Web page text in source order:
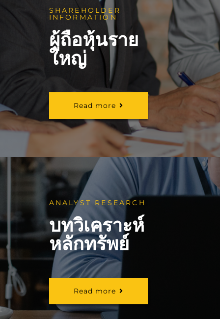
SHAREHOLDER
INFORMATION
ผู้ถือหุ้นราย
ใหญ่
Read more
ANALYST RESEARCH
บทวิเคราะห์
หลักทรัพย์
Read more